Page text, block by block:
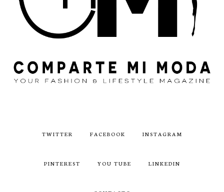
TWITTER FACEBOOK INSTAGRAM
PINTEREST YOU TUBE LINKEDIN